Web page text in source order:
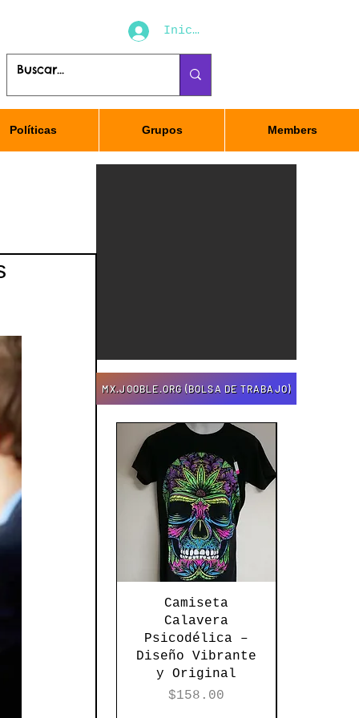
Iniciar sesión
Políticas Grupos Members
MX.JOOBLE.ORG (BOLSA DE TRABAJO)
Vista rápida
Camiseta
Calavera
Psicodélica –
Diseño Vibrante
y Original
Precio
$158.00